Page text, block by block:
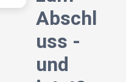
Abschl
uss -
und